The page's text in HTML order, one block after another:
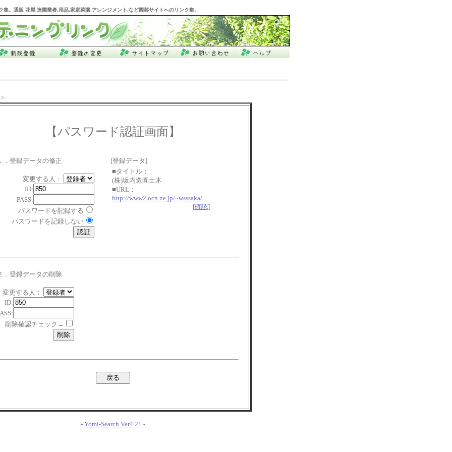
集。通販 花屋,造園業者,用品,家庭菜園,アレンジメント,など園芸サイトへのリンク集。
【パスワード認証画面】
．登録データの修正
変更する人：
ID:
PASS:
パスワードを記録する
パスワードを記録しない
[登録データ]
■タイトル：
(株)坂内造園土木
■URL：
http://www2.ocn.ne.jp/~wsssaka/
[確認]
．登録データの削除
変更する人：
ID:
削除確認チェック→
- Yomi-Search Ver4.21 -